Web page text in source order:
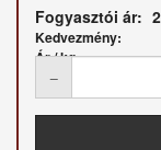
Fogyasztói ár:
Kedvezmény:
Ár / kg: